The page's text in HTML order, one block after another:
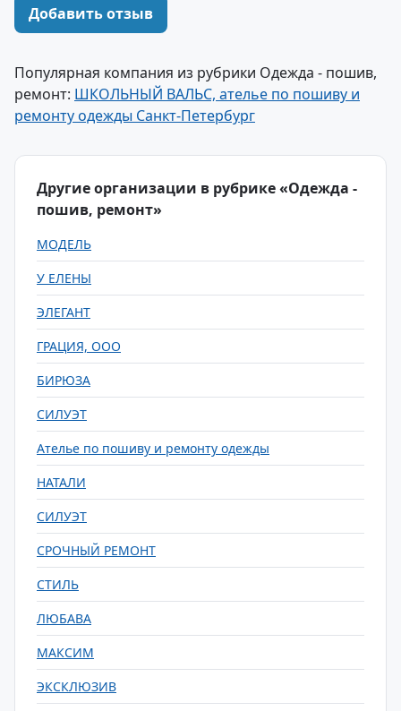
Добавить отзыв
Популярная компания из рубрики Одежда - пошив,
ремонт: ШКОЛЬНЫЙ ВАЛЬС, ателье по пошиву и
ремонту одежды Санкт-Петербург
Другие организации в рубрике «Одежда -
пошив, ремонт»
МОДЕЛЬ
У ЕЛЕНЫ
ЭЛЕГАНТ
ГРАЦИЯ, ООО
БИРЮЗА
СИЛУЭТ
Ателье по пошиву и ремонту одежды
НАТАЛИ
СИЛУЭТ
СРОЧНЫЙ РЕМОНТ
СТИЛЬ
ЛЮБАВА
МАКСИМ
ЭКСКЛЮЗИВ